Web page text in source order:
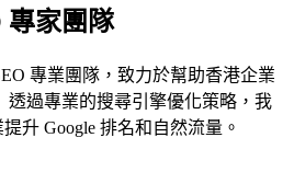
專家團隊
專業團隊，致力於幫助香港企業
透過專業的搜尋引擎優化策略，我
升 Google 排名和自然流量。